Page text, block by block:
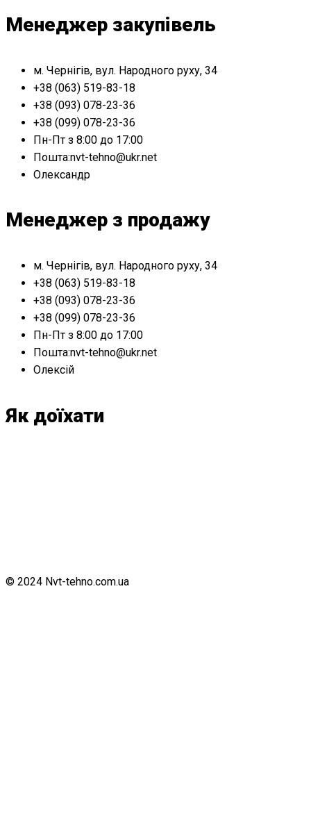
Менеджер закупівель
м. Чернігів, вул. Народного руху, 34
+38 (063) 519-83-18
+38 (093) 078-23-36
+38 (099) 078-23-36
Пн-Пт з 8:00 до 17:00
Пошта:nvt-tehno@ukr.net
Олександр
Менеджер з продажу
м. Чернігів, вул. Народного руху, 34
+38 (063) 519-83-18
+38 (093) 078-23-36
+38 (099) 078-23-36
Пн-Пт з 8:00 до 17:00
Пошта:nvt-tehno@ukr.net
Олексій
Як доїхати
© 2024 Nvt-tehno.com.ua